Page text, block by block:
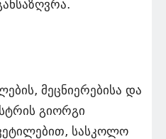
მეცნიერებისა და
გიორგი
სასკოლო